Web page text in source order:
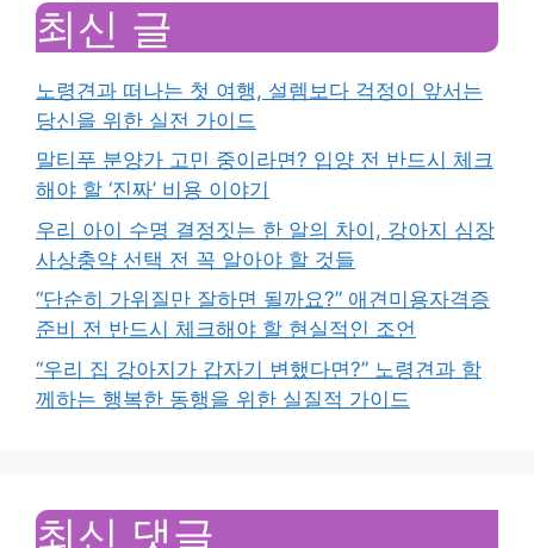
최신 글
노령견과 떠나는 첫 여행, 설렘보다 걱정이 앞서는
당신을 위한 실전 가이드
말티푸 분양가 고민 중이라면? 입양 전 반드시 체크
해야 할 ‘진짜’ 비용 이야기
우리 아이 수명 결정짓는 한 알의 차이, 강아지 심장
사상충약 선택 전 꼭 알아야 할 것들
“단순히 가위질만 잘하면 될까요?” 애견미용자격증
준비 전 반드시 체크해야 할 현실적인 조언
“우리 집 강아지가 갑자기 변했다면?” 노령견과 함
께하는 행복한 동행을 위한 실질적 가이드
최신 댓글